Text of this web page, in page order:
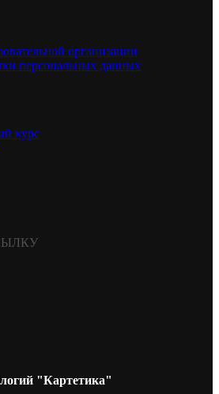
организации
персональных данных
курс
"Картетика"